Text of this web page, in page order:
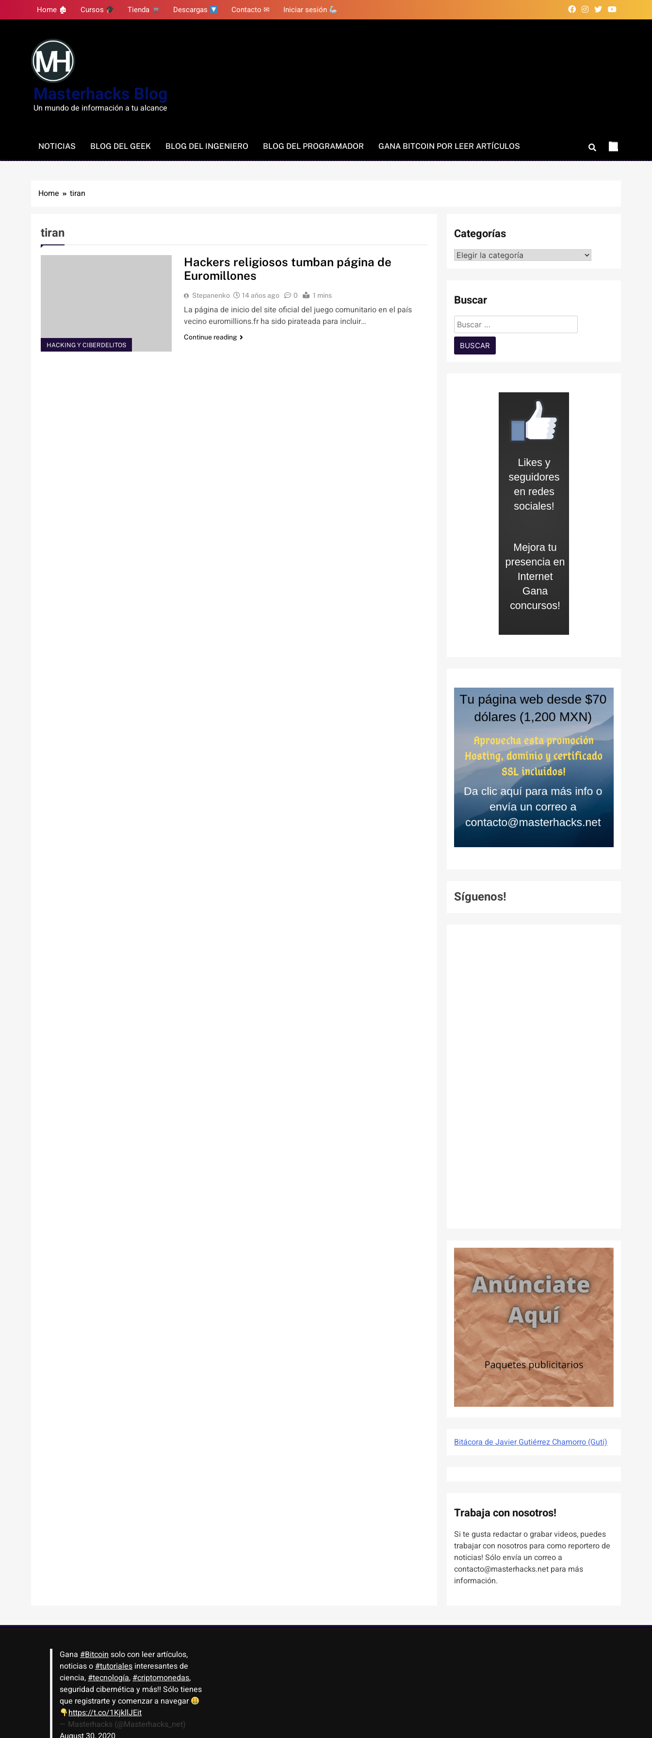
to
Home 🏚 Cursos Tienda Descargas Contacto ✉ Iniciar sesión
Masterhacks Blog
Un mundo de información a tu alcance
NOTICIAS BLOG DEL GEEK BLOG DEL INGENIERO BLOG DEL PROGRAMADOR GANA BITCOIN POR LEER ARTÍCULOS
Home tiran
tiran
HACKING Y CIBERDELITOS
Hackers religiosos tumban página de
Euromillones
Stepanenko 14 años ago 0 1 mins
La página de inicio del site oficial del juego comunitario en el país
vecino euromillions.fr ha sido pirateada para incluir…
Continue reading
Categorías
Categorías
Buscar
Buscar:
Síguenos!
Bitácora de Javier Gutiérrez Chamorro (Guti)
Trabaja con nosotros!
Si te gusta redactar o grabar videos, puedes
trabajar con nosotros para como reportero de
noticias! Sólo envía un correo a
contacto@masterhacks.net para más
información.
Gana #Bitcoinsolo con leer artículos,
noticias o#tutoriales interesantes de
ciencia,#tecnología,#criptomonedas,
seguridad cibernética y más!! Sólo tienes
que registrarte y comenzar a navegar
https://t.co/1KjkllJEit
— Masterhacks (@Masterhacks_net)